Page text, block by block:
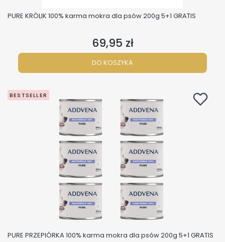
PURE KRÓLIK 100% karma mokra dla psów 200g 5+1 GRATIS
Cena
69,95 zł
DO KOSZYKA
BESTSELLER
PURE PRZEPIÓRKA 100% karma mokra dla psów 200g 5+1 GRATIS